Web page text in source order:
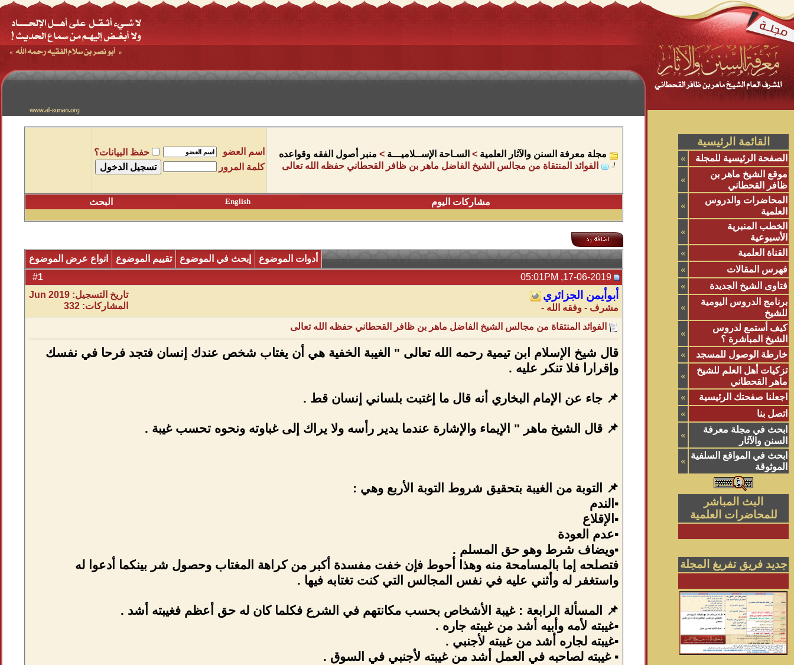
القائمة الرئيسية
الصفحة الرئيسية للمجلة
»
موقع الشيخ ماهر بن
ظافر القحطاني
»
المحاضرات والدروس
العلمية
»
الخطب المنبرية
الأسبوعية
»
القناة العلمية
»
فهرس المقالات
»
فتاوى الشيخ الجديدة
»
برنامج الدروس اليومية
للشيخ
»
كيف أستمع لدروس
الشيخ المباشرة ؟
»
خارطة الوصول للمسجد
»
تزكيات أهل العلم للشيخ
ماهر القحطاني
»
اجعلنا صفحتك الرئيسية
»
اتصل بنا
»
ابحث في مجلة معرفة
السنن والآثار
»
ابحث في المواقع السلفية
الموثوقة
»
البث المباشر
للمحاضرات العلمية
جديد فريق تفريغ المجلة
مجلة معرفة السنن والآثار العلمية > السـاحة الإســلاميـــة > منبر أصول الفقه وقواعده
الفوائد المنتقاة من مجالس الشيخ الفاضل ماهر بن ظافر القحطاني حفظه الله تعالى
اسم العضو
حفظ البيانات؟
كلمة المرور
مشاركات اليوم English البحث
أدوات الموضوع إبحث في الموضوع تقييم الموضوع
انواع عرض الموضوع
1
أبوأيمن الجزائري
مشرف - وفقه الله -
تاريخ التسجيل: Jun 2019
المشاركات: 332
الفوائد المنتقاة من مجالس الشيخ الفاضل ماهر بن ظافر القحطاني حفظه الله تعالى
قال شيخ الإسلام ابن تيمية رحمه الله تعالى " الغيبة الخفية هي أن يغتاب شخص عندك إنسان فتجد فرحا في نفسك
وإقرارا فلا تنكر عليه .
📌 جاء عن الإمام البخاري أنه قال ما إغتبت بلساني إنسان قط .
📌 قال الشيخ ماهر " الإيماء والإشارة عندما يدير رأسه ولا يراك إلى غباوته ونحوه تحسب غيبة .
📌 التوبة من الغيبة بتحقيق شروط التوبة الأربع وهي :
▪الندم
▪الإقلاع
▪عدم العودة
▪ويضاف شرط وهو حق المسلم .
فتصلحه إما بالمسامحة منه وهذا أحوط فإن خفت مفسدة أكبر من كراهة المغتاب وحصول شر بينكما أدعوا له
واستغفر له وأثني عليه في نفس المجالس التي كنت تغتابه فيها .
📌 المسألة الرابعة : غيبة الأشخاص بحسب مكانتهم في الشرع فكلما كان له حق أعظم فغيبته أشد .
▪غيبته لأمه وأبيه أشد من غيبته جاره .
▪غيبته لجاره أشد من غيبته لأجنبي .
▪ غيبته لصاحبه في العمل أشد من غيبته لأجنبي في السوق .